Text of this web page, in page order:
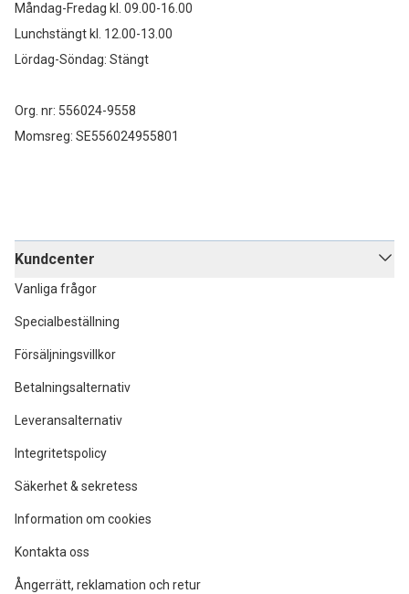
Måndag-Fredag kl. 09.00-16.00
Lunchstängt kl. 12.00-13.00
Lördag-Söndag: Stängt
Org. nr: 556024-9558
Momsreg: SE556024955801
Kundcenter
Vanliga frågor
Specialbeställning
Försäljningsvillkor
Betalningsalternativ
Leveransalternativ
Integritetspolicy
Säkerhet & sekretess
Information om cookies
Kontakta oss
Ångerrätt, reklamation och retur